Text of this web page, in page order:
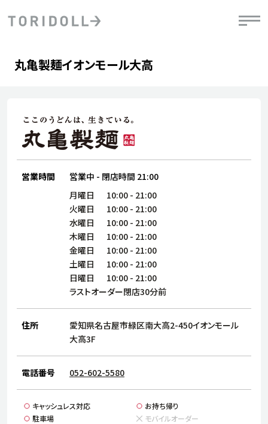
会社情報
株主・投資家情報
サステナビリティ
ブランド
店舗検索
店舗一覧
採用情報
よくある質問・お問い合わせ
PRニュース
中長期経営計画
デジタルトランス
フォーメーション戦略
DXビジョン2028
ライブラリ
粟田社長が語る
トリドールのサステナビリティ
ステークホルダーとの
丸亀製麺イオンモール大高
営業時間 営業中 - 閉店時間 21:00
月曜日 10:00 - 21:00
火曜日
10:00 - 21:00
水曜日
10:00 - 21:00
木曜日
10:00 - 21:00
金曜日
10:00 - 21:00
土曜日
10:00 - 21:00
日曜日
10:00 - 21:00
ラストオーダー閉店30分前
住所
愛知県名古屋市緑区南大高2-450イオンモール
大高3F
電話番号 052-602-5580
キャッシュレス対応
お持ち帰り
駐車場
モバイルオーダー